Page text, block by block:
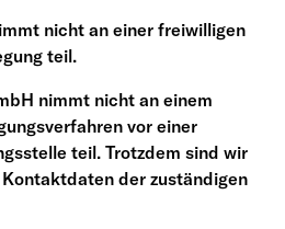
nicht an einer freiwilligen
teil.
nimmt nicht an einem
vor einer
teil. Trotzdem sind wir
der zuständigen